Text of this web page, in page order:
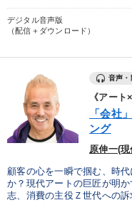
デジタル音声版
（配信＋ダウンロード）
音声・
《アー
「会社
ング
原伸一(
顧客の心を一瞬で掴む、時
か？現代アートの巨匠が明
志、消費の主役Ｚ世代への